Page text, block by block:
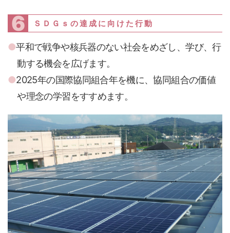
6 ＳＤＧｓの達成に向けた行動
平和で戦争や核兵器のない社会をめざし、学び、行
動する機会を広げます。
2025年の国際協同組合年を機に、協同組合の価値
や理念の学習をすすめます。